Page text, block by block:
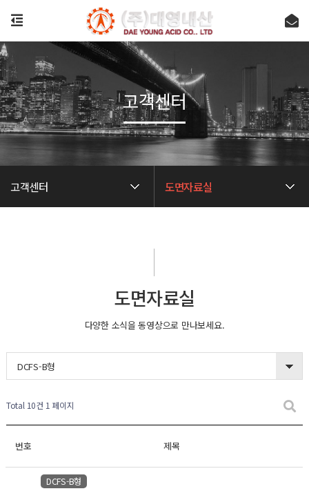
고객센터 도면자료실
고객센터
도면자료실
다양한 소식을 동영상으로 만나보세요.
DCFS-B형
Total 10건 1 페이지
번호 제목
DCFS-B형